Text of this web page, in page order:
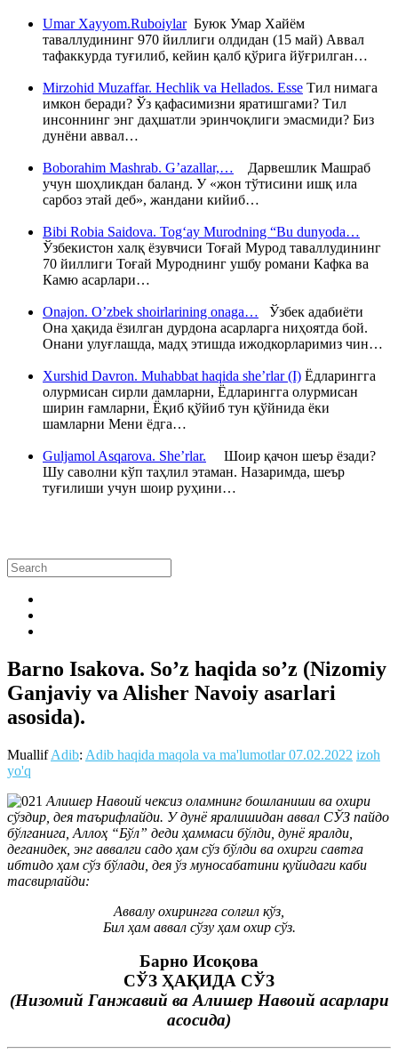
Umar Xayyom.RuboiylarБуюк Умар Хайём
таваллудининг 970 йиллиги олдидан (15 май) Аввал
тафаккурда туғилиб, кейин қалб қўрига йўғрилган…
Mirzohid Muzaffar. Hechlik va Hellados. Esse Тил нимага
имкон беради? Ўз қафасимизни яратишгами? Тил
инсоннинг энг даҳшатли эринчоқлиги эмасмиди? Биз
дунёни аввал…
Boborahim Mashrab. G’azallar,… Дарвешлик Машраб
учун шоҳликдан баланд. У «жон тўтисини ишқ ила
сарбоз этай деб», жандани кийиб…
Bibi Robia Saidova. Tog‘ay Murodning “Bu dunyoda…
Ўзбекистон халқ ёзувчиси Тоғай Мурод таваллудининг
70 йиллиги Тоғай Муроднинг ушбу романи Кафка ва
Камю асарлари…
Onajon. O’zbek shoirlarining onaga… Ўзбек адабиёти
Она ҳақида ёзилган дурдона асарларга ниҳоятда бой.
Онани улуғлашда, мадҳ этишда ижодкорларимиз чин…
Xurshid Davron. Muhabbat haqida she’rlar (I) Ёдларингга
олурмисан сирли дамларни, Ёдларингга олурмисан
ширин ғамларни, Ёқиб қўйиб тун қўйнида ёки
шамларни Мени ёдга…
Guljamol Asqarova. She’rlar. Шоир қачон шеър ёзади?
Шу саволни кўп таҳлил этаман. Назаримда, шеър
туғилиши учун шоир руҳини…
Barno Isakova. So’z haqida so’z (Nizomiy
Ganjaviy va Alisher Navoiy asarlari
asosida).
MuallifAdib: Adib haqida maqola va ma'lumotlar 07.02.2022 izoh
yo'q
Алишер Навоий чексиз оламнинг бошланиши ва охири
сўздир, дея таърифлайди. У дунё яралишидан аввал СЎЗ пайдо
бўлганига, Аллоҳ “Бўл” деди ҳаммаси бўлди, дунё яралди,
деганидек, энг аввалги садо ҳам сўз бўлди ва охирги савтға
ибтидо ҳам сўз бўлади, дея ўз муносабатини қуйидаги каби
тасвирлайди:
Аввалу охирингға солғил кўз,
Бил ҳам аввал сўзу ҳам охир сўз.
Барно Исоқова
СЎЗ ҲАҚИДА СЎЗ
(Низомий Ганжавий ва Алишер Навоий асарлари
асосида)